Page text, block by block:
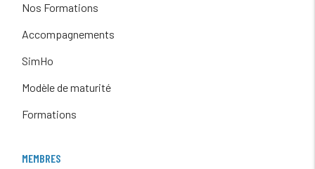
Nos Formations
Accompagnements
SimHo
Modèle de maturité
Formations
MEMBRES